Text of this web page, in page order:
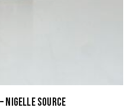
NIGELLE SOURCE